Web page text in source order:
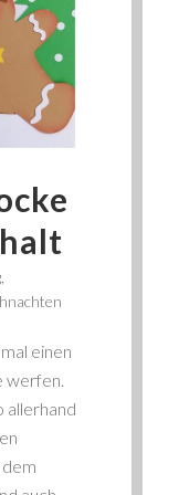
,
einen
werfen.
allerhand